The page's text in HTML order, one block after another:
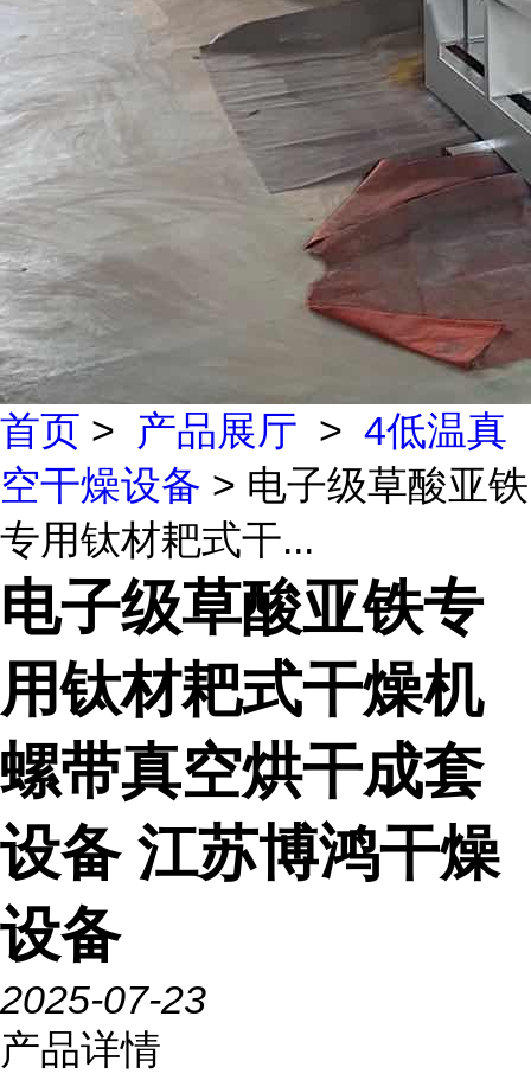
首页 > 产品展厅 > 4低温真
空干燥设备 > 电子级草酸亚铁
专用钛材耙式干...
电子级草酸亚铁专
用钛材耙式干燥机
螺带真空烘干成套
设备 江苏博鸿干燥
设备
2025-07-23
产品详情